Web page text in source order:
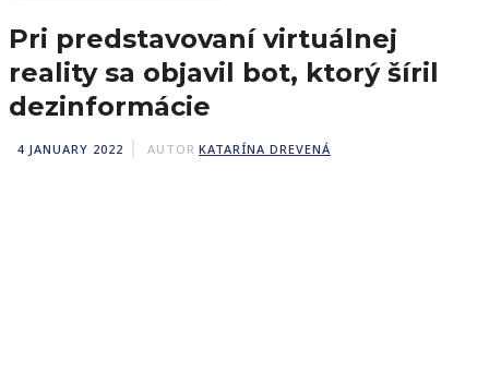
Pri predstavovaní virtuálnej
reality sa objavil bot, ktorý šíril
dezinformácie
4 JANUARY 2022 AUTOR KATARÍNA DREVENÁ